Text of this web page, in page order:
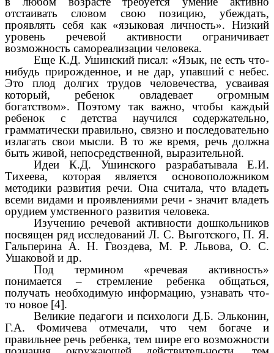
отстаивать словом свою позицию, убеждать,
проявлять себя как «языковая личность». Низкий
уровень речевой активности ограничивает
возможность самореализации человека.
Еще К.Д. Ушинский писал: «Язык, не есть что-
нибудь прирожденное, и не дар, упавший с небес.
Это плод долгих трудов человечества, усваивая
который, ребенок овладевает огромным
богатством». Поэтому так важно, чтобы каждый
ребенок с детства научился содержательно,
грамматически правильно, связно и последовательно
излагать свои мысли. В то же время, речь должна
быть живой, непосредственной, выразительной.
Идеи К.Д. Ушинского разрабатывала Е.И.
Тихеева, которая является основоположником
методики развития речи. Она считала, что владеть
всеми видами и проявлениями речи - значит владеть
орудием умственного развития человека.
Изучению речевой активности дошкольников
посвящен ряд исследований Л. С. Выготского, П. Я.
Гальперина А. Н. Гвоздева, М. Р. Львова, О. С.
Ушаковой и др.
Под термином «речевая активность»
понимается – стремление ребенка общаться,
получать необходимую информацию, узнавать что-
то новое [4].
Великие педагоги и психологи Д.Б. Эльконин,
Г.А. Фомичева отмечали, что чем богаче и
правильнее речь ребенка, тем шире его возможности